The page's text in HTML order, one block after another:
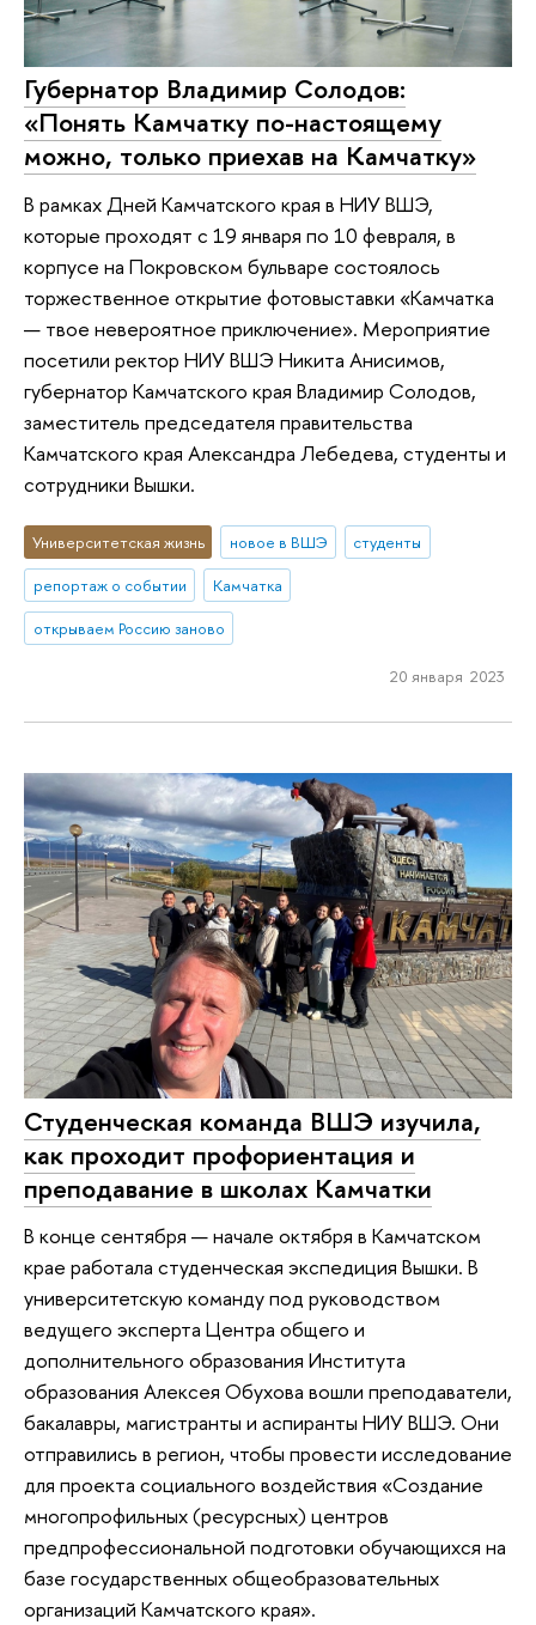
Губернатор Владимир Солодов:
«Понять Камчатку по-настоящему
можно, только приехав на Камчатку»
В рамках Дней Камчатского края в НИУ ВШЭ,
которые проходят с 19 января по 10 февраля, в
корпусе на Покровском бульваре состоялось
торжественное открытие фотовыставки «Камчатка
— твое невероятное приключение». Мероприятие
посетили ректор НИУ ВШЭ Никита Анисимов,
губернатор Камчатского края Владимир Солодов,
заместитель председателя правительства
Камчатского края Александра Лебедева, студенты и
сотрудники Вышки.
Университетская жизнь новое в ВШЭ
студенты
репортаж о событии
Камчатка
открываем Россию заново
20 января 2023
Студенческая команда ВШЭ изучила,
как проходит профориентация и
преподавание в школах Камчатки
В конце сентября — начале октября в Камчатском
крае работала студенческая экспедиция Вышки. В
университетскую команду под руководством
ведущего эксперта Центра общего и
дополнительного образования Института
образования Алексея Обухова вошли преподаватели,
бакалавры, магистранты и аспиранты НИУ ВШЭ. Они
отправились в регион, чтобы провести исследование
для проекта социального воздействия «Создание
многопрофильных (ресурсных) центров
предпрофессиональной подготовки обучающихся на
базе государственных общеобразовательных
организаций Камчатского края».